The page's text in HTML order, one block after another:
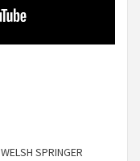
WELSH SPRINGER